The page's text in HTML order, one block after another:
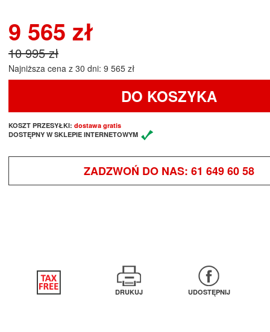
9 565 zł
10 995 zł
Najniższa cena z 30 dni: 9 565 zł
DO KOSZYKA
KOSZT PRZESYŁKI: dostawa gratis
DOSTĘPNY W SKLEPIE INTERNETOWYM
ZADZWOŃ DO NAS: 61 649 60 58
DRUKUJ UDOSTĘPNIJ